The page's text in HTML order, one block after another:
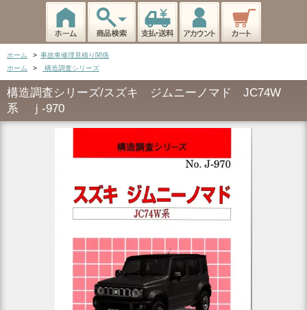
ホーム > 事故車修理見積り関係
ホーム
> 構造調査シリーズ
構造調査シリーズ/スズキ ジムニーノマド JC74W
系 ｊ-970